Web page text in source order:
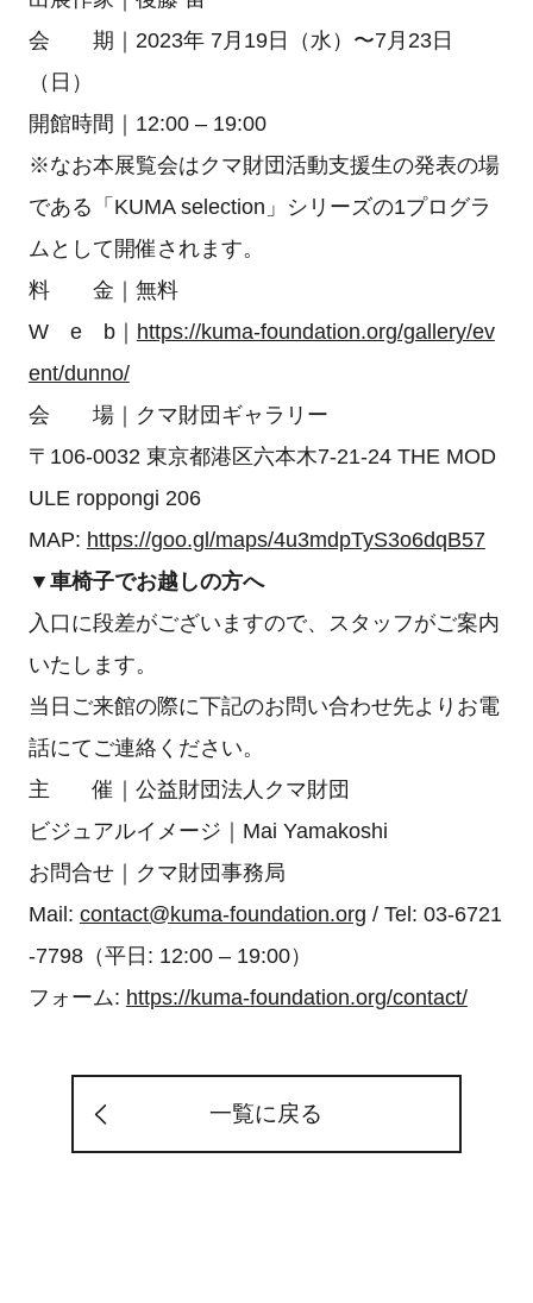
会 期｜2023年 7月19日（水）〜7月23日
（日）
開館時間｜12:00 – 19:00
※なお本展覧会はクマ財団活動支援生の発表の場
である「KUMA selection」シリーズの1プログラ
ムとして開催されます。
料 金｜無料
W e b｜ https://kuma-foundation.org/gallery/ev
ent/dunno/
会 場｜クマ財団ギャラリー
〒106-0032 東京都港区六本木7-21-24 THE MOD
ULE roppongi 206
MAP: https://goo.gl/maps/4u3mdpTyS3o6dqB57
▼車椅子でお越しの方へ
入口に段差がございますので、スタッフがご案内
いたします。
当日ご来館の際に下記のお問い合わせ先よりお電
話にてご連絡ください。
主 催｜公益財団法人クマ財団
ビジュアルイメージ｜Mai Yamakoshi
お問合せ｜クマ財団事務局
Mail: contact@kuma-foundation.org / Tel: 03-6721
-7798（平日: 12:00 – 19:00）
フォーム: https://kuma-foundation.org/contact/
一覧に戻る